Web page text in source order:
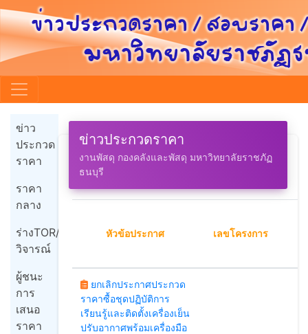
ข่าว
ประกวด
ราคา
ราคา
กลาง
ร่างTOR/
วิจารณ์
ผู้ชนะ
การ
เสนอ
ราคา
ข่าวประกวดราคา
งานพัสดุ กองคลังและพัสดุ มหาวิทยาลัยราชภัฏ
ธนบุรี
หัวข้อประกาศ เลขโครงการ
ยกเลิกประกาศประกวด
ราคาซื้อชุดปฏิบัติการ
เรียนรู้และติดตั้งเครื่องเย็น
ปรับอากาศพร้อมเครื่องมือ